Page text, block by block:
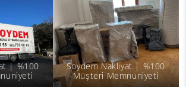
| %100
Soydem Nakliyat | %100
Müşteri Memnuniyeti